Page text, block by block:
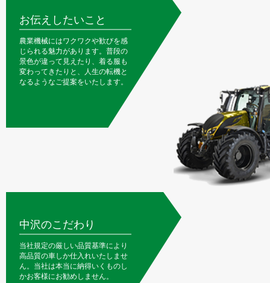
お伝えしたいこと
農業機械にはワクワクや歓びを感
じられる魅力があります。普段の
景色が違って見えたり、着る服も
変わってきたりと、人生の転機と
なるようなご提案をいたします。
中沢のこだわり
当社規定の厳しい品質基準により
高品質の車しか仕入れいたしませ
ん。当社は本当に納得いくものし
かお客様にお勧めしません。